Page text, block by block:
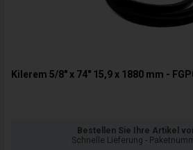
Kilerem 5/8" x 74" 15,9 x 1880 mm -
Bestellen Sie Ihre Artikel
Schnelle Lieferung -